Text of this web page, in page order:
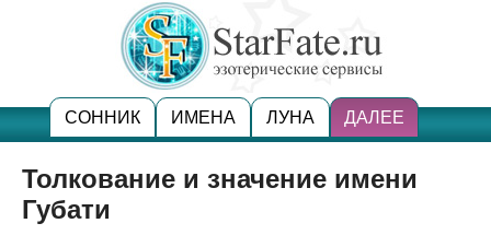
СОННИК ИМЕНА ЛУНА ДАЛЕЕ
Толкование и значение имени
Губати